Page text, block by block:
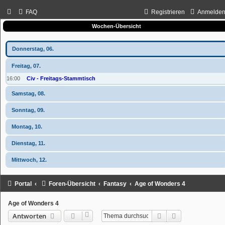
FAQ Registrieren
Wochen-Übersicht
Donnerstag, 06.
Freitag, 07.
16:00 Civ - Freitags-Stammtisch
Samstag, 08.
Sonntag, 09.
Montag, 10.
Dienstag, 11.
Mittwoch, 12.
Portal Foren-Übersicht Fantasy Age of Wonders 4
Age of Wonders 4
Antworten Suche